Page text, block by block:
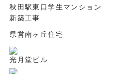
秋田駅東口学生マンション
新築工事
県営南ヶ丘住宅
光月堂ビル